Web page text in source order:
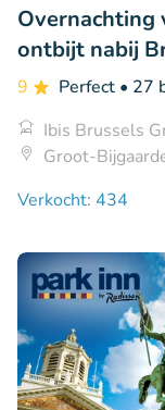
Overnachting
ontbijt nabij
9 Perfect • 27
Ibis Brussels
Groot-
Verkocht: 434